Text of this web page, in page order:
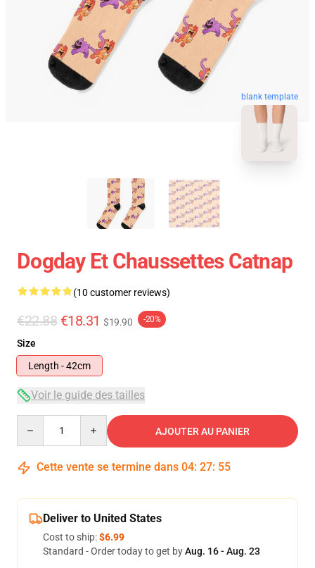
blank template
Dogday Et Chaussettes Catnap
(10 customer reviews)
€22.88 €18.31 $19.90 -20%
Size
Length - 42cm
Voir le guide des tailles
AJOUTER AU PANIER
Cette vente se termine dans 04: 27: 55
Deliver to United States
Cost to ship:$6.99
Standard - Order today to get byAug. 16 - Aug. 23